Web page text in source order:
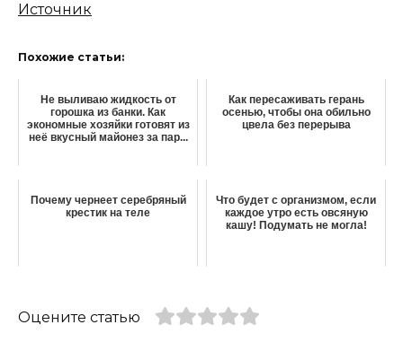
Источник
Похожие статьи:
Не выливаю жидкость от
горошка из банки. Как
экономные хозяйки готовят из
неё вкусный майонез за пар...
Как пересаживать герань
осенью, чтобы она обильно
цвела без перерыва
Почему чернеет серебряный
крестик на теле
Что будет с организмом, если
каждое утро есть овсяную
кашу! Подумать не могла!
Оцените статью